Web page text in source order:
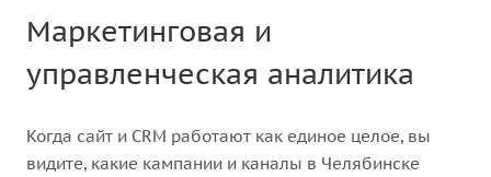
Маркетинговая и
управленческая аналитика
Когда сайт и CRM работают как единое целое, вы
видите, какие кампании и каналы в Челябинске